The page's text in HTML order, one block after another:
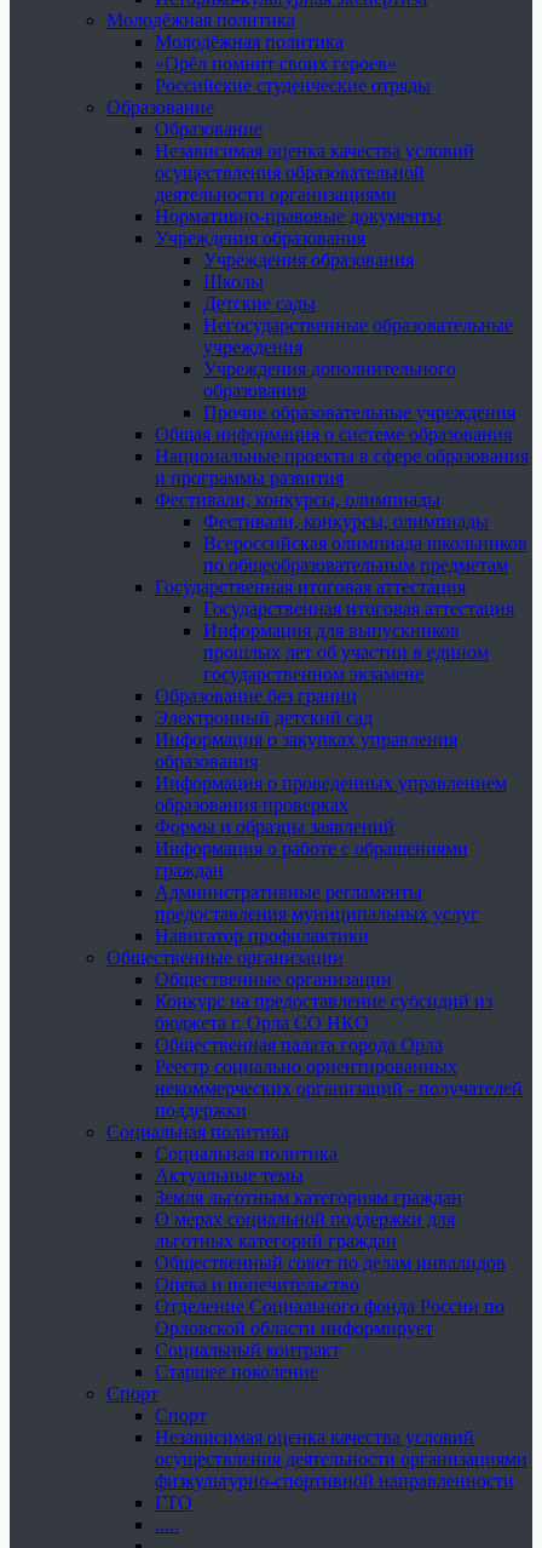
Молодёжная политика
Молодёжная политика
«Орёл помнит своих героев»
Российские студенческие отряды
Образование
Образование
Независимая оценка качества условий
осуществления образовательной
деятельности организациями
Нормативно-правовые документы
Учреждения образования
Учреждения образования
Школы
Детские сады
Негосударственные образовательные
учреждения
Учреждения дополнительного
образования
Прочие образовательные учреждения
Общая информация о системе образования
Национальные проекты в сфере образования
и программы развития
Фестивали, конкурсы, олимпиады
Фестивали, конкурсы, олимпиады
Всероссийская олимпиада школьников
по общеобразовательным предметам
Государственная итоговая аттестация
Государственная итоговая аттестация
Информация для выпускников
прошлых лет об участии в едином
государственном экзамене
Образование без границ
Электронный детский сад
Информация о закупках управления
образования
Информация о проведенных управлением
образования проверках
Формы и образцы заявлений
Информация о работе с обращениями
граждан
Административные регламенты
предоставления муниципальных услуг
Навигатор профилактики
Общественные организации
Общественные организации
Конкурс на предоставление субсидий из
бюджета г. Орла СО НКО
Общественная палата города Орла
Реестр социально ориентированных
некоммерческих организаций - получателей
поддержки
Социальная политика
Социальная политика
Актуальные темы
Земля льготным категориям граждан
О мерах социальной поддержки для
льготных категорий граждан
Общественный совет по делам инвалидов
Опека и попечительство
Отделение Социального фонда России по
Орловской области информирует
Социальный контракт
Старшее поколение
Спорт
Спорт
Независимая оценка качества условий
осуществления деятельности организациями
физкультурно-спортивной направленности
ГТО
.....